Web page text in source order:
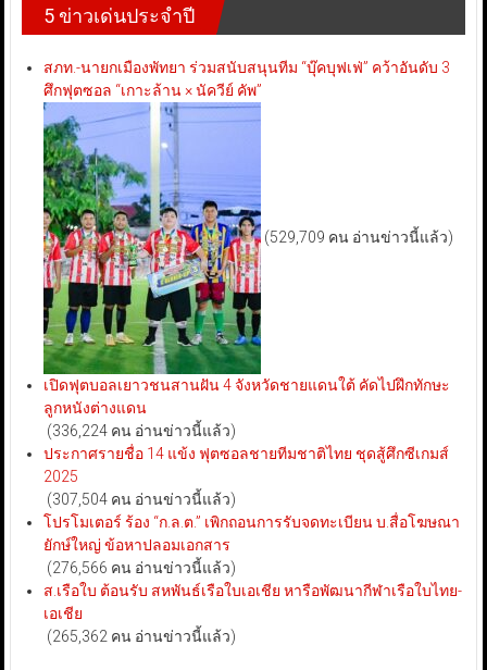
5 ข่าวเด่นประจำปี
สภท.-นายกเมืองพัทยา ร่วมสนับสนุนทีม “บุ๊คบุฟเฟ่” คว้าอันดับ 3
ศึกฟุตซอล “เกาะล้าน × นัควีย์ คัพ”
(529,709 คน อ่านข่าวนี้แล้ว)
เปิดฟุตบอลเยาวชนสานฝัน 4 จังหวัดชายแดนใต้ คัดไปฝึกทักษะ
ลูกหนังต่างแดน
(336,224 คน อ่านข่าวนี้แล้ว)
ประกาศรายชื่อ 14 แข้ง ฟุตซอลชายทีมชาติไทย ชุดสู้ศึกซีเกมส์
2025
(307,504 คน อ่านข่าวนี้แล้ว)
โปรโมเตอร์ ร้อง “ก.ล.ต.” เพิกถอนการรับจดทะเบียน บ.สื่อโฆษณา
ยักษ์ใหญ่ ข้อหาปลอมเอกสาร
(276,566 คน อ่านข่าวนี้แล้ว)
ส.เรือใบ ต้อนรับ สหพันธ์เรือใบเอเชีย หารือพัฒนากีฬาเรือใบไทย-
เอเชีย
(265,362 คน อ่านข่าวนี้แล้ว)